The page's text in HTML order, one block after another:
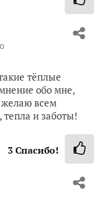
тёплые
обо мне,
всем
и заботы!
3Спасибо!